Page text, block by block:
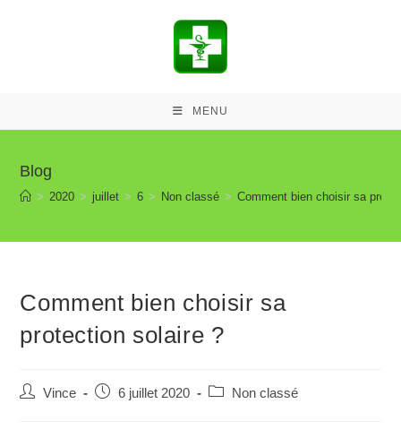
MENU
Blog
> 2020 > juillet > 6 > Non classé > Comment bien choisir sa
Comment bien choisir sa
protection solaire ?
Vince 6 juillet 2020 Non classé